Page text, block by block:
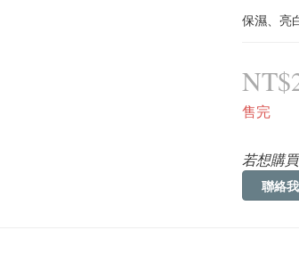
保濕、亮
售完
若想購
聯絡